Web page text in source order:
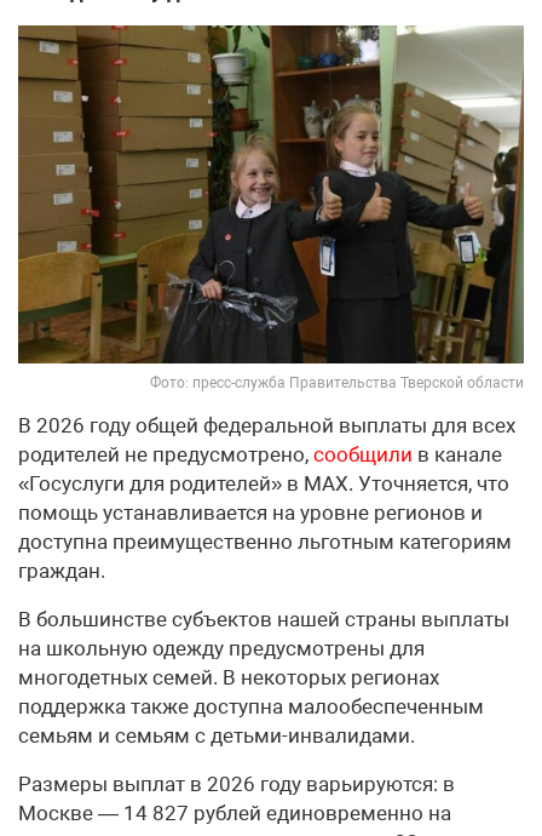
Фото: пресс-служба Правительства Тверской области
В 2026 году общей федеральной выплаты для всех
родителей не предусмотрено, сообщили в канале
«Госуслуги для родителей» в МАХ. Уточняется, что
помощь устанавливается на уровне регионов и
доступна преимущественно льготным категориям
граждан.
В большинстве субъектов нашей страны выплаты
на школьную одежду предусмотрены для
многодетных семей. В некоторых регионах
поддержка также доступна малообеспеченным
семьям и семьям с детьми-инвалидами.
Размеры выплат в 2026 году варьируются: в
Москве — 14 827 рублей единовременно на